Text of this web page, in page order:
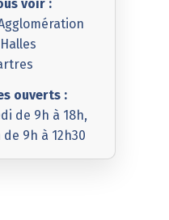
voir :
ouverts :
de 9h à 18h,
9h à 12h30